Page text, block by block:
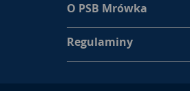
O PSB Mrówka
Regulaminy